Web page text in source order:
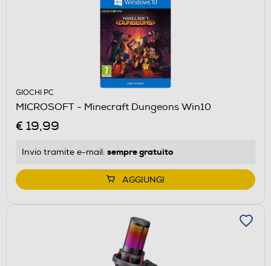
GIOCHI PC
MICROSOFT - Minecraft Dungeons Win10
€ 19,99
Invio tramite e-mail: sempre gratuito
AGGIUNGI